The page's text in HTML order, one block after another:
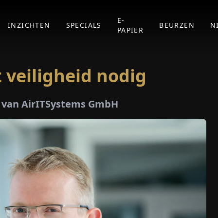
INZICHTEN SPECIALS
E-
PAPIER
BEURZEN
nodig
AirITSystems GmbH